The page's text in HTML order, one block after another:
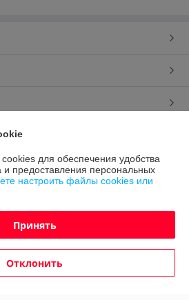
Deal.by
для обеспечения удобства
и предоставления персональных
настроить файлы cookies или
Принять
Отклонить